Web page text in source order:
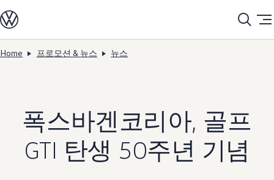
Skip to
Skip
ID. 모델
충전
ID. Technology & 배터리
EV 스마트케어
ID. Sound
지속 가능성
ID. 라이프 사이클 진단
재활용 공정
Home 프로모션 & 뉴스 뉴스
폭스바겐코리아, 골프
GTI 탄생 50주년 기념